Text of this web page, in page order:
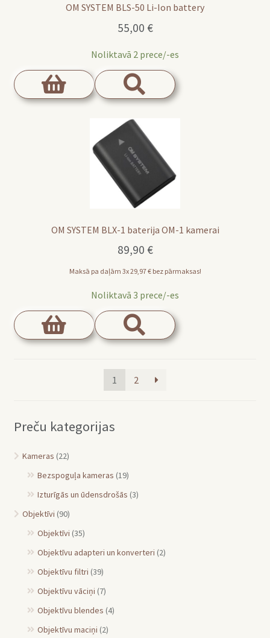
OM SYSTEM BLS-50 Li-Ion battery
55,00 €
Noliktavā 2 prece/-es
OM SYSTEM BLX-1 baterija OM-1 kamerai
89,90 €
Maksā pa daļām 3x29,97€bez pārmaksas!
Noliktavā 3 prece/-es
1 2
Preču kategorijas
Kameras (22)
Bezspoguļa kameras (19)
Izturīgās un ūdensdrošās (3)
Objektīvi (90)
Objektīvi (35)
Objektīvu adapteri un konverteri (2)
Objektīvu filtri (39)
Objektīvu vāciņi (7)
Objektīvu blendes (4)
Objektīvu maciņi (2)